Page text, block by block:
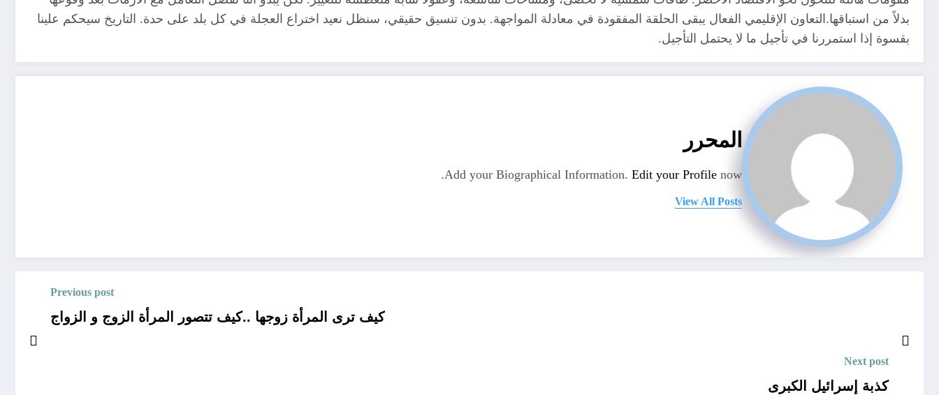
بدلاً من استباقها.التعاون الإقليمي الفعال يبقى الحلقة المفقودة في معادلة المواجهة. بدون تنسيق حقيقي، سنظل نعيد اختراع العجلة في كل بلد على حدة. التاريخ سيحكم علينا
بقسوة إذا استمررنا في تأجيل ما لا يحتمل التأجيل.
المحرر
Add your Biographical Information. Edit your Profile now.
View All Posts
Previous post
كيف ترى المرأة زوجها ..كيف تتصور المرأة الزوج و الزواج
Next post
كذبة إسرائيل الكبرى